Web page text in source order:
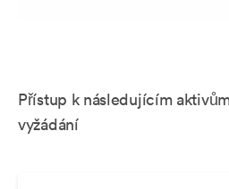
Přístup k následujícím
vyžádání